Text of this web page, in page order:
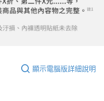
顯示電腦版詳細說明